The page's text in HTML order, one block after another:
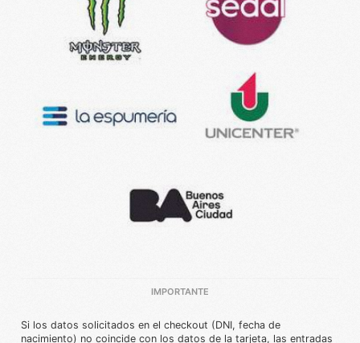
IMPORTANTE
Si los datos solicitados en el checkout (DNI, fecha de
nacimiento) no coincide con los datos de la tarjeta, las entradas